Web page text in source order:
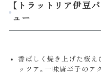
【トラットリア伊豆
ュー
香ばしく焼き上げた桜え
ッツア。一味唐辛子のア